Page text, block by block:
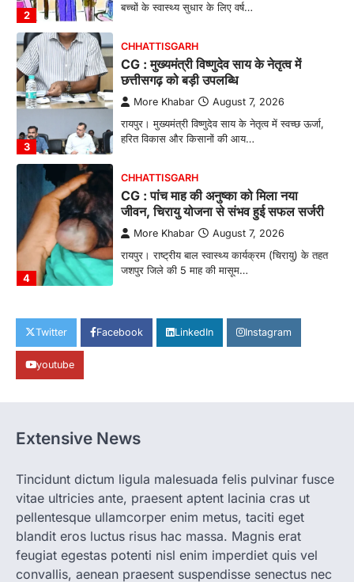
2
बच्चों के स्वास्थ्य सुधार के लिए वर्ष…
3
CHHATTISGARH
CG : मुख्यमंत्री विष्णुदेव साय के नेतृत्व में
छत्तीसगढ़ को बड़ी उपलब्धि
More Khabar August 7, 2026
रायपुर। मुख्यमंत्री विष्णुदेव साय के नेतृत्व में स्वच्छ ऊर्जा,
हरित विकास और किसानों की आय…
4
CHHATTISGARH
CG : पांच माह की अनुष्का को मिला नया
जीवन, चिरायु योजना से संभव हुई सफल सर्जरी
More Khabar August 7, 2026
रायपुर। राष्ट्रीय बाल स्वास्थ्य कार्यक्रम (चिरायु) के तहत
जशपुर जिले की 5 माह की मासूम…
CG: छिपली की दीदियों का कमाल, बकरी
पालन से बढ़ी आय और मजबूत हुआ आत्मविश्वास
बनाने की दिशा में जिले के नगरी…
2
CHHATTISGARH
जाएगी एल्बेंडाजोल
More Khabar August 7, 2026
रायपुर। राष्ट्रीय कृमि मुक्ति दिवस भारत सरकार द्वारा
बच्चों के स्वास्थ्य सुधार के लिए वर्ष…
CHHATTISGARH
Twitter Facebook LinkedIn Instagram
youtube
Extensive News
Tincidunt dictum ligula malesuada felis pulvinar fusce
vitae ultricies ante, praesent aptent lacinia cras ut
pellentesque ullamcorper enim metus, taciti eget
blandit eros luctus risus hac massa. Magnis erat
feugiat egestas potenti nisl enim imperdiet quis vel
convallis, aenean praesent suspendisse senectus nec